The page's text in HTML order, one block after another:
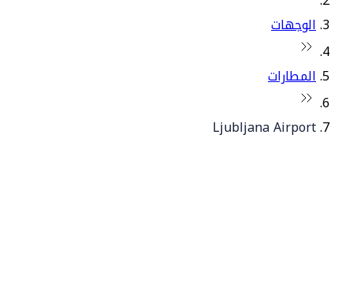
الوجهات
المطارات
Ljubljana Airport